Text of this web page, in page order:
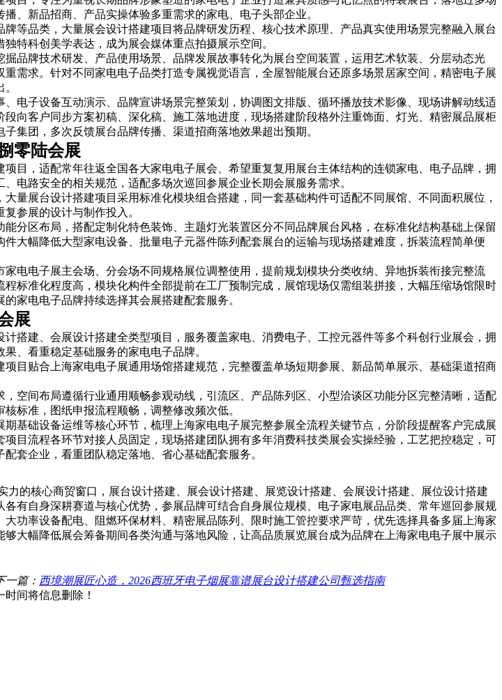
、新品招商、产品实操体验多重需求的家电、电子头部企业。
等品类，大量展会设计搭建项目将品牌研发历程、核心技术原理、产品真实使用场景完整融入展台
特科创美学表达，成为展会媒体重点拍摄展示空间。
品牌技术研发、产品使用场景、品牌发展故事转化为展台空间装置，运用艺术软装、分层动态光
需求。针对不同家电电子品类打造专属视觉语言，全屋智能展台还原多场景居家空间，精密电子展
电子设备互动演示、品牌宣讲场景完整策划，协调图文排版、循环播放技术影像、现场讲解动线适
向客户同步方案初稿、深化稿、施工落地进度，现场搭建阶段格外注重饰面、灯光、精密展品展柜
集团，多次反馈展台品牌传播、渠道招商落地效果超出预期。
零陆会展
目，适配常年往返全国各大家电电子展会、希望重复复用展台主体结构的连锁家电、电子品牌，拥
电路安全的相关规范，适配多场次巡回参展企业长期会展服务需求。
量展台设计搭建项目采用标准化模块组合搭建，同一套基础构件可适配不同展馆、不同面积展位，
参展的设计与制作投入。
分区布局，搭配定制化特色装饰、主题灯光装置区分不同品牌展台风格，在标准化结构基础上保留
大幅降低大型家电设备、批量电子元器件陈列配套展台的运输与现场搭建难度，拆装流程简单便
电电子展主会场、分会场不同规格展位调整使用，提前规划模块分类收纳、异地拆装衔接完整流
标准化程度高，模块化构件全部提前在工厂预制完成，展馆现场仅需组装拼接，大幅压缩场馆限时
家电电子品牌持续选择其会展搭建配套服务。
展
搭建、会展设计搭建全类型项目，服务覆盖家电、消费电子、工控元器件等多个科创行业展会，拥
、看重稳定基础服务的家电电子品牌。
目贴合上海家电电子展通用场馆搭建规范，完整覆盖单场短期参展、新品简单展示、基础渠道招商
空间布局遵循行业通用顺畅参观动线，引流区、产品陈列区、小型洽谈区功能分区完整清晰，适配
标准，图纸申报流程顺畅，调整修改频次低。
基础设备运维等核心环节，梳理上海家电电子展完整参展全流程关键节点，分阶段提醒客户完成展
目流程各环节对接人员固定，现场搭建团队拥有多年消费科技类展会实操经验，工艺把控稳定，可
套企业，看重团队稳定落地、省心基础配套服务。
的核心商贸窗口，展台设计搭建、展会设计搭建、展览设计搭建、会展设计搭建、展位设计搭建
有自身深耕赛道与核心优势，参展品牌可结合自身展位规模、电子家电展品品类、常年巡回参展规
功率设备配电、阻燃环保材料、精密展品陈列、限时施工管控要求严苛，优先选择具备多届上海家
大幅降低展会筹备期间各类沟通与落地风险，让高品质展览展台成为品牌在上海家电电子展中展示
一篇： 西境潮展匠心造，2026西班牙电子烟展靠谱展台设计搭建公司甄选指南
间将信息删除！